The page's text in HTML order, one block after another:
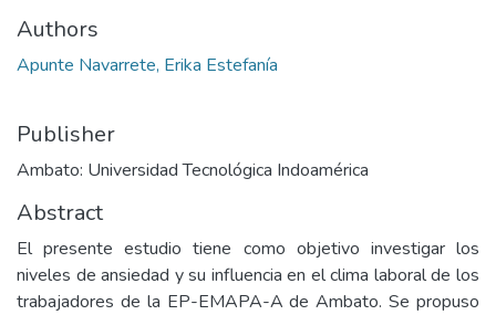
Authors
Apunte Navarrete, Erika Estefanía
Publisher
Ambato: Universidad Tecnológica Indoamérica
Abstract
El presente estudio tiene como objetivo investigar los
niveles de ansiedad y su influencia en el clima laboral de los
trabajadores de la EP-EMAPA-A de Ambato. Se propuso